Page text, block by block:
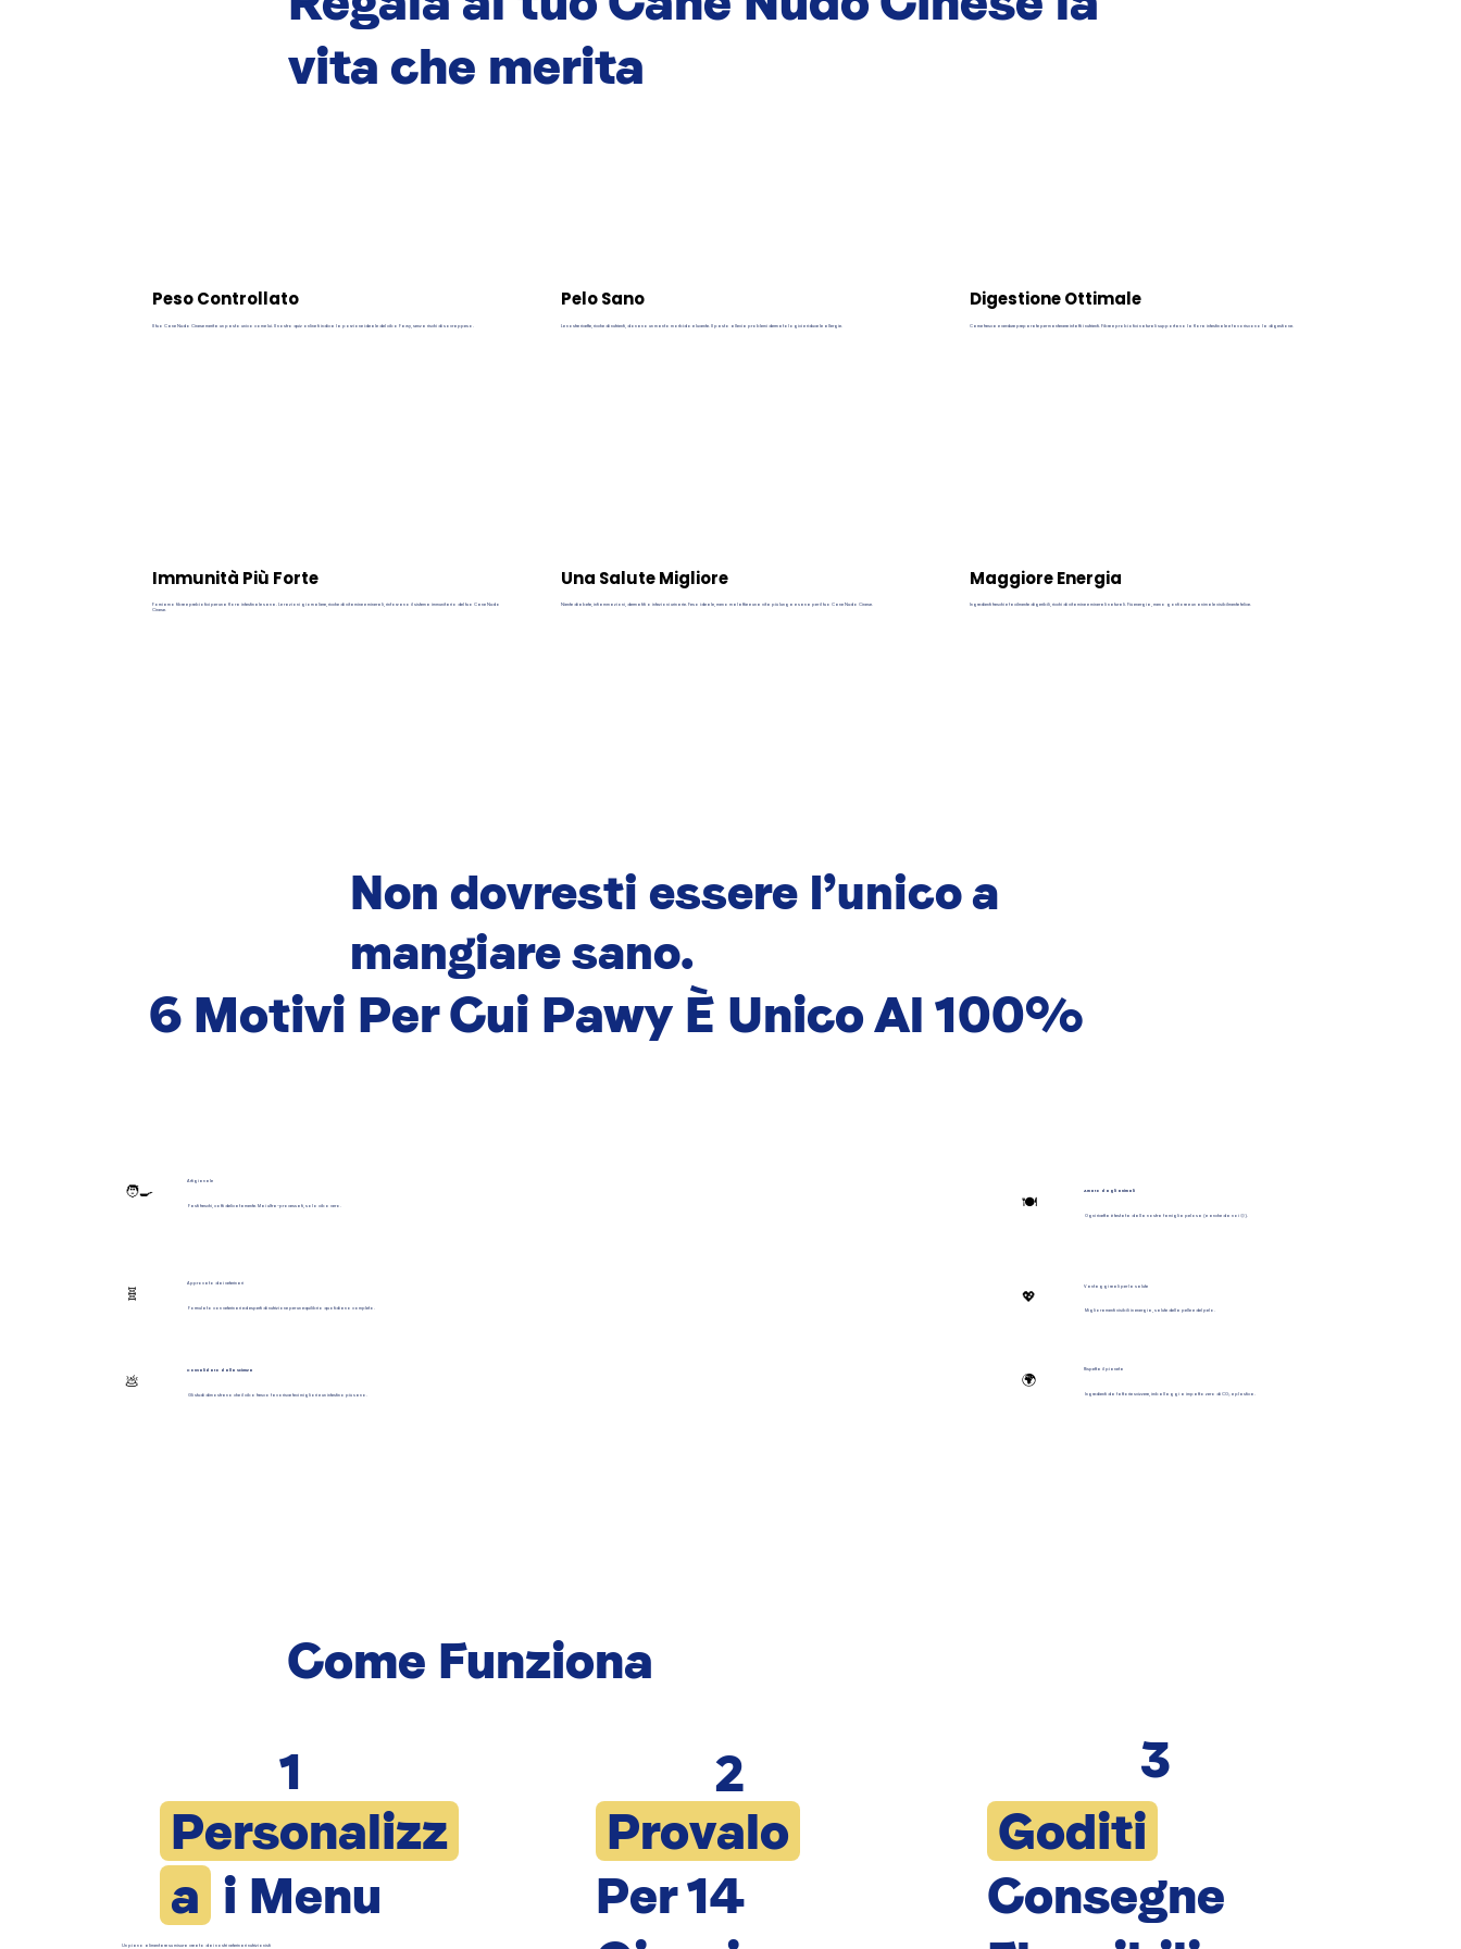
vita che merita
Peso Controllato
Il tuo Cane Nudo Cinese merita un pasto unico come lui. Il nostro quiz online ti indica la porzione ideale del cibo Pawy, senza rischi di sovrappeso.
Pelo Sano
Le nostre ricette, ricche di nutrienti, donano un manto morbido e lucente. Il pasto allevia problemi dermatologici e riduce le allergie.
Digestione Ottimale
Carne fresca e verdure preparate per mantenere intatti i nutrienti. Fibre e probiotici naturali supportano la flora intestinale e favoriscono la digestione.
Immunità Più Forte
Forniamo fibre e prebiotici per una flora intestinale sana. Le razioni giornaliere, ricche di vitamine e minerali, rinforzano il sistema immunitario del tuo Cane Nudo
Cinese.
Una Salute Migliore
Niente diabete, infiammazioni, dermatiti o infezioni urinarie. Peso ideale, meno malattie e una vita più lunga e sana per il tuo Cane Nudo Cinese.
Maggiore Energia
Ingredienti freschi e facilmente digeribili, ricchi di vitamine e minerali naturali. Più energia, meno gonfiore e un animale visibilmente felice.
Non dovresti essere l’unico a
mangiare sano.
6 Motivi Per Cui Pawy È Unico Al 100%
🧑‍🍳
Artigianale
Pasti freschi, cotti delicatamente. Mai ultra-processati, solo cibo vero.
🧬
Formulato con veterinari ed esperti di nutrizione per un equilibrio quotidiano completo.
Approvato dai veterinari
💩
Convalidato dalla scienza
Gli studi dimostrano che il cibo fresco favorisce feci migliori e un intestino più sano.
💖
Vantaggi reali per la salute
Miglioramenti visibili in energia, salute della pelle e del pelo.
🌍
Rispetta il pianeta
Ingredienti da fattorie svizzere, imballaggi a impatto zero di CO₂ e plastica.
🍽️
Amato dagli animali
Ogni ricetta è testata dalla nostra famiglia pelosa (e anche da noi 🙂).
Come Funziona
1
Personalizz
a i Menu
Un piano alimentare su misura creato dai nostri veterinari nutrizionisti
Provalo
Per 14
2
Goditi
Consegne
3